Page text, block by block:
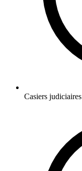
Casiers judiciaires